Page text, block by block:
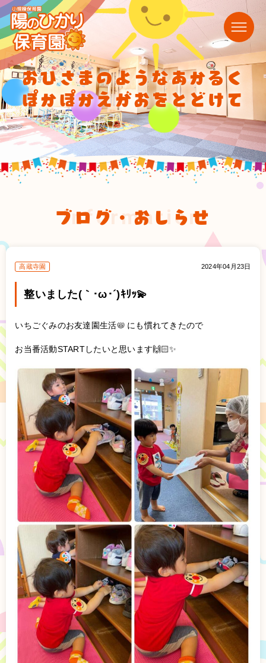
おひさまのようなあかるく
ぽかぽかえがおをとどけて
ブログ・おしらせ
information
高蔵寺園 2024年04月23日
整いました(｀･ω･´)ｷﾘｯ💫
いちごぐみのお友達園生活📛 にも慣れてきたので
お当番活動STARTしたいと思います🙌🏻✨️